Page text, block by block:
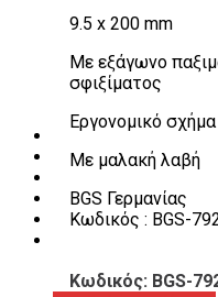
Εργαλεία
Εργαλεία
Εργαλεία
Διάφορα
ΚΑΤΑΛΟΓΟΣ
DOWNLOADS
ΕΠΙΚΟΙΝΩΝΙΑ
B2B
9.5 x 200 mm
Με εξάγωνο
σφιξίματος
Εργονομικό σχήμα
Με μαλακή λαβή
BGS Γερμανίας
Κωδικός : BGS-
Κωδικός: BGS-